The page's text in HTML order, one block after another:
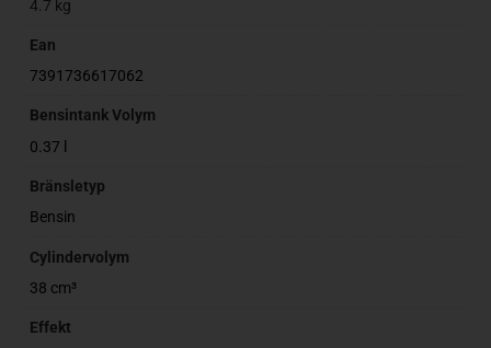
4.7 kg
Ean
7391736617062
Bensintank Volym
0.37 l
Bränsletyp
Bensin
Cylindervolym
38 cm³
Effekt